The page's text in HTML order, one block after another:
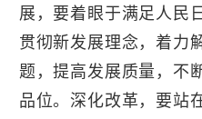
展，要着眼于满足人民
贯彻新发展理念，着力
题，提高发展质量，不
品位。深化改革，要站